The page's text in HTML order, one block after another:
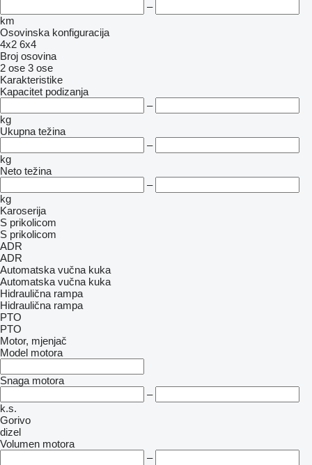
–
km
Osovinska konfiguracija
4x2 6x4
Broj osovina
2 ose 3 ose
Karakteristike
Kapacitet podizanja
–
kg
Ukupna težina
–
kg
Neto težina
–
kg
Karoserija
S prikolicom
S prikolicom
ADR
ADR
Automatska vučna kuka
Automatska vučna kuka
Hidraulična rampa
Hidraulična rampa
PTO
PTO
Motor, mjenjač
Model motora
Snaga motora
–
k.s.
Gorivo
dizel
Volumen motora
–